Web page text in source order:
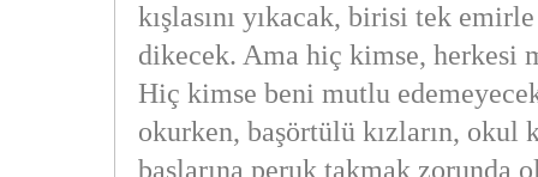
kışlasını yıkacak, birisi tek
dikecek. Ama hiç kimse, herkesi
Hiç kimse beni mutlu
okurken, başörtülü kızların, okul
başlarına peruk takmak zorunda